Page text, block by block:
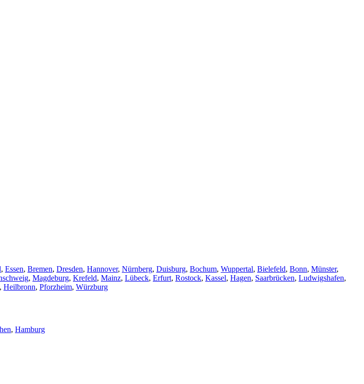
, Essen, Bremen, Dresden, Hannover, Nürnberg, Duisburg, Bochum, Wuppertal, Bielefeld, Bonn, Münster,
, Magdeburg, Krefeld, Mainz, Lübeck, Erfurt, Rostock, Kassel, Hagen, Saarbrücken, Ludwigshafen,
, Heilbronn, Pforzheim, Würzburg
, Hamburg